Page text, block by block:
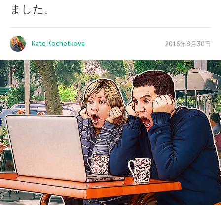
ました。
Kate Kochetkova 2016年8月30日